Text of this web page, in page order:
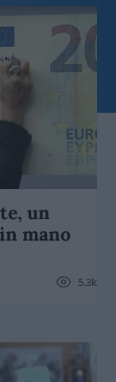
un
mano
5.3k